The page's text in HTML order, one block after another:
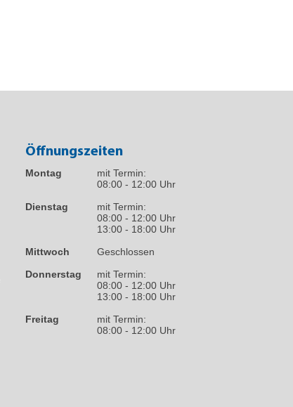
Öffnungszeiten
Montag
mit Termin:
08:00 - 12:00 Uhr
Dienstag
mit Termin:
08:00 - 12:00 Uhr
13:00 - 18:00 Uhr
Mittwoch
Geschlossen
Donnerstag
mit Termin:
08:00 - 12:00 Uhr
13:00 - 18:00 Uhr
Freitag
mit Termin:
08:00 - 12:00 Uhr